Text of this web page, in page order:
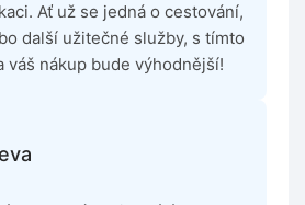
Ať už se jedná o cestování,
další užitečné služby, s tímto
váš nákup bude výhodnější!